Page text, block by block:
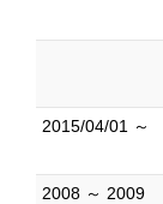
2015/04/01 ～
2008 ～ 2009